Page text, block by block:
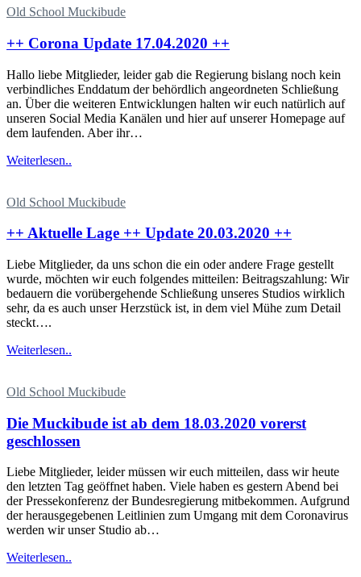
Old School Muckibude
++ Corona Update 17.04.2020 ++
Hallo liebe Mitglieder, leider gab die Regierung bislang noch kein
verbindliches Enddatum der behördlich angeordneten Schließung
an. Über die weiteren Entwicklungen halten wir euch natürlich auf
unseren Social Media Kanälen und hier auf unserer Homepage auf
dem laufenden. Aber ihr…
Weiterlesen..
Old School Muckibude
++ Aktuelle Lage ++ Update 20.03.2020 ++
Liebe Mitglieder, da uns schon die ein oder andere Frage gestellt
wurde, möchten wir euch folgendes mitteilen: Beitragszahlung: Wir
bedauern die vorübergehende Schließung unseres Studios wirklich
sehr, da es auch unser Herzstück ist, in dem viel Mühe zum Detail
steckt….
Weiterlesen..
Old School Muckibude
Die Muckibude ist ab dem 18.03.2020 vorerst
geschlossen
Liebe Mitglieder, leider müssen wir euch mitteilen, dass wir heute
den letzten Tag geöffnet haben. Viele haben es gestern Abend bei
der Pressekonferenz der Bundesregierung mitbekommen. Aufgrund
der herausgegebenen Leitlinien zum Umgang mit dem Coronavirus
werden wir unser Studio ab…
Weiterlesen..